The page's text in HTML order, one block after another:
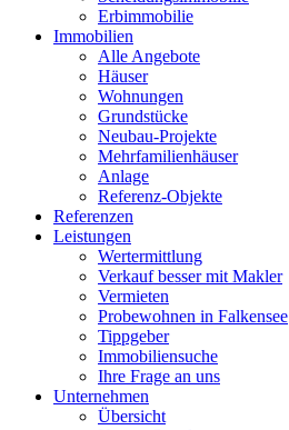
Erbimmobilie
Immobilien
Alle Angebote
Häuser
Wohnungen
Grundstücke
Neubau-Projekte
Mehrfamilienhäuser
Anlage
Referenz-Objekte
Referenzen
Leistungen
Wertermittlung
Verkauf besser mit Makler
Vermieten
Probewohnen in Falkensee
Tippgeber
Immobiliensuche
Ihre Frage an uns
Unternehmen
Übersicht